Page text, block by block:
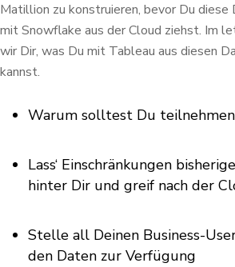
Matillion zu konstruieren, bevor Du
mit Snowflake aus der Cloud ziehst. Im
wir Dir, was Du mit Tableau aus diesen
kannst.
Warum solltest Du
Lass‘ Einschränkungen
hinter Dir und greif nach der
Stelle all Deinen Business-
den Daten zur Verfügung